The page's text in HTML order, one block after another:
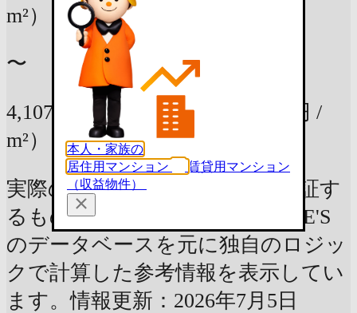
m²）
〜
4,107万円 70.5m²の部屋
（58万円 /
m²）
実際の査定価格や資産価値を保証す
るものではなく、LIFULL HOME'S
のデータベースを元に独自のロジッ
クで計算した参考情報を表示してい
ます。情報更新：2026年7月5日
本人・家族の
居住用マンション
賃貸用マンション
（収益物件）